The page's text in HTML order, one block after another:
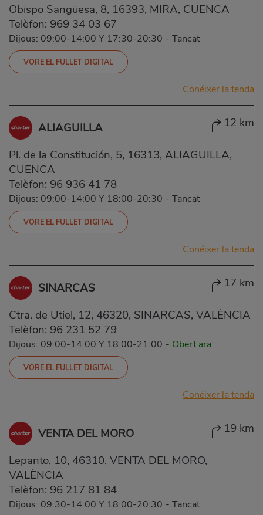
Obispo Sangüesa, 8, 16393, MIRA, CUENCA
Telèfon: 969 34 03 67
Dijous: 09:00-14:00 Y 17:30-20:30 - Tancat
VORE EL FULLET DIGITAL
Conéixer la tenda
ALIAGUILLA 12 km
Pl. de la Constitución, 5, 16313, ALIAGUILLA,
CUENCA
Telèfon: 96 936 41 78
Dijous: 09:00-14:00 Y 18:00-20:30 - Tancat
VORE EL FULLET DIGITAL
Conéixer la tenda
SINARCAS 17 km
Ctra. de Utiel, 12, 46320, SINARCAS, VALÈNCIA
Telèfon: 96 231 52 79
Dijous: 09:00-14:00 Y 18:00-21:00 - Obert ara
VORE EL FULLET DIGITAL
Conéixer la tenda
VENTA DEL MORO 19 km
Lepanto, 10, 46310, VENTA DEL MORO,
VALÈNCIA
Telèfon: 96 217 81 84
Dijous: 09:30-14:00 Y 18:00-20:30 - Tancat